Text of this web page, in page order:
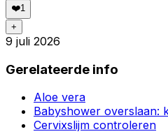
❤️1
+
9 juli 2026
Gerelateerde info
Aloe vera
Babyshower overslaan:
Cervixslijm controleren